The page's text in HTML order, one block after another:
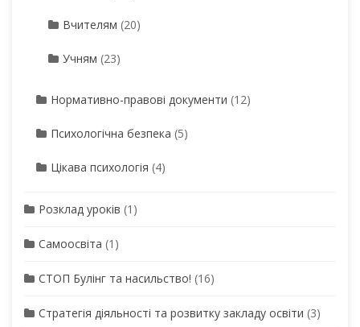
Вчителям (20)
Учням (23)
Нормативно-правові документи (12)
Психологічна безпека (5)
Цікава психологія (4)
Розклад уроків (1)
Самоосвіта (1)
СТОП Булінг та насильство! (16)
Стратегія діяльності та розвитку закладу освіти (3)